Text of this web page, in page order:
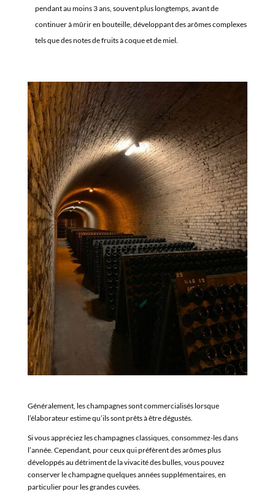
pendant au moins 3 ans, souvent plus longtemps, avant de
continuer à mûrir en bouteille, développant des arômes complexes
tels que des notes de fruits à coque et de miel.
Généralement, les champagnes sont commercialisés lorsque
l’élaborateur estime qu’ils sont prêts à être dégustés.
Si vous appréciez les champagnes classiques, consommez-les dans
l’année. Cependant, pour ceux qui préfèrent des arômes plus
développés au détriment de la vivacité des bulles, vous pouvez
conserver le champagne quelques années supplémentaires, en
particulier pour les grandes cuvées.